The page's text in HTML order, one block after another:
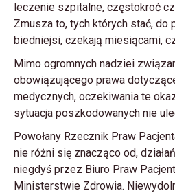
leczenie szpitalne, częstokroć
Zmusza to, tych których stać, do
biedniejsi, czekają miesiącami,
Mimo ogromnych nadziei
obowiązującego prawa
medycznych, oczekiwania te
sytuacja poszkodowanych nie
Powołany Rzecznik Praw
nie różni się znacząco od,
niegdyś przez Biuro Praw
Ministerstwie Zdrowia.